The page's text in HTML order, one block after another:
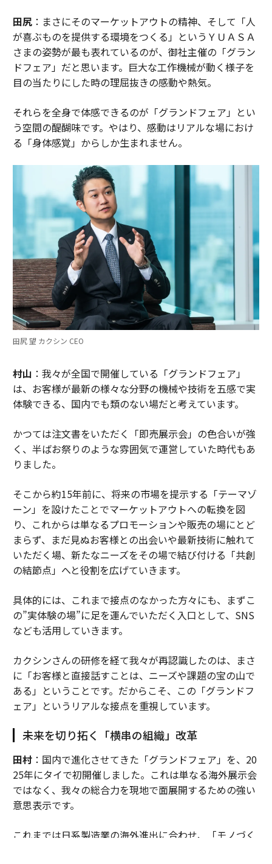
田尻：まさにそのマーケットアウトの精神、そして「人
が喜ぶものを提供する環境をつくる」というＹＵＡＳＡ
さまの姿勢が最も表れているのが、御社主催の「グラン
ドフェア」だと思います。巨大な工作機械が動く様子を
目の当たりにした時の理屈抜きの感動や熱気。
それらを全身で体感できるのが「グランドフェア」とい
う空間の醍醐味です。やはり、感動はリアルな場におけ
る「身体感覚」からしか生まれません。
田尻 望 カクシン CEO
村山 ：我々が全国で開催している「グランドフェア」
は、お客様が最新の様々な分野の機械や技術を五感で実
体験できる、国内でも類のない場だと考えています。
かつては注文書をいただく「即売展示会」の色合いが強
く、半ばお祭りのような雰囲気で運営していた時代もあ
りました。
そこから約15年前に、将来の市場を提示する「テーマゾ
ーン」を設けたことでマーケットアウトへの転換を図
り、これからは単なるプロモーションや販売の場にとど
まらず、まだ見ぬお客様との出会いや最新技術に触れて
いただく場、新たなニーズをその場で結び付ける「共創
の結節点」へと役割を広げていきます。
具体的には、これまで接点のなかった方々にも、まずこ
の”実体験の場”に足を運んでいただく入口として、SNS
なども活用していきます。
カクシンさんの研修を経て我々が再認識したのは、まさ
に「お客様と直接話すことは、ニーズや課題の宝の山で
ある」ということです。だからこそ、この「グランドフ
ェア」というリアルな接点を重視しています。
未来を切り拓く「横串の組織」改革
田村：国内で進化させてきた「グランドフェア」を、20
25年にタイで初開催しました。これは単なる海外展示会
ではなく、我々の総合力を現地で面展開するための強い
意思表示です。
これまでは日系製造業の海外進出に合わせ、「モノづく